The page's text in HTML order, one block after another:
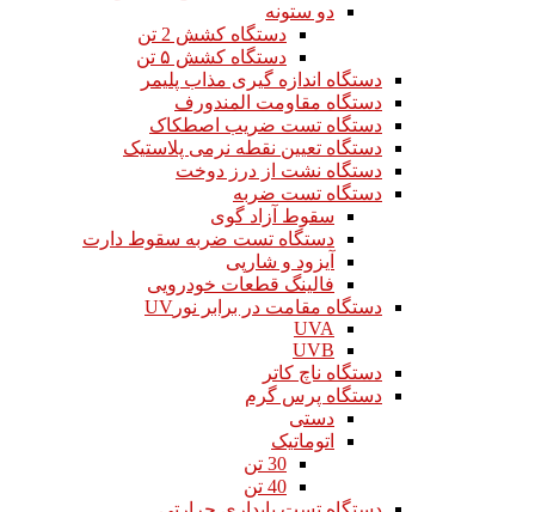
دو ستونه
دستگاه کشش 2 تن
دستگاه کشش ۵ تن
دستگاه اندازه گیری مذاب پلیمر
دستگاه مقاومت المندورف
دستگاه تست ضریب اصطکاک
دستگاه تعیین نقطه نرمی پلاستیک
دستگاه نشت از درز دوخت
دستگاه تست ضربه
سقوط آزاد گوی
دستگاه تست ضربه سقوط دارت
آیزود و شارپی
فالینگ قطعات خودرویی
دستگاه مقامت در برابر نورUV
UVA
UVB
دستگاه ناچ کاتر
دستگاه پرس گرم
دستی
اتوماتیک
30 تن
40 تن